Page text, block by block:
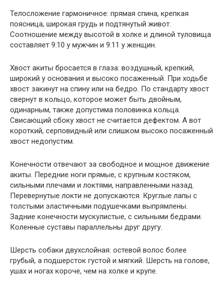
Телосложение гармоничное: прямая спина, крепкая
поясница, широкая грудь и подтянутый живот.
Соотношение между высотой в холке и длиной туловища
составляет 9:10 у мужчин и 9:11 у женщин.
Хвост акиты бросается в глаза: воздушный, крепкий,
широкий у основания и высоко посаженный. При ходьбе
хвост закинут на спину или на бедро. По стандарту хвост
свернут в кольцо, которое может быть двойным,
одинарным, также допустима половинка кольца.
Свисающий сбоку хвост не считается дефектом. А вот
короткий, серповидный или слишком высоко посаженный
хвост недопустим.
Конечности отвечают за свободное и мощное движение
акиты. Передние ноги прямые, с крупным костяком,
сильными плечами и локтями, направленными назад.
Перевернутые локти не допускаются. Круглые лапы с
толстыми эластичными подушечками выпрямлены.
Задние конечности мускулистые, с сильными бедрами.
Коленные суставы параллельны друг другу.
Шерсть собаки двухслойная: остевой волос более
грубый, а подшерсток густой и мягкий. Шерсть на голове,
ушах и ногах короче, чем на холке и крупе.